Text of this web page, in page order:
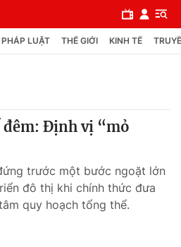
PHÁP LUẬT THẾ GIỚI KINH TẾ
Định vị “mỏ
trước một bước ngoặt lớn
đô thị khi chính thức đưa
quy hoạch tổng thể.